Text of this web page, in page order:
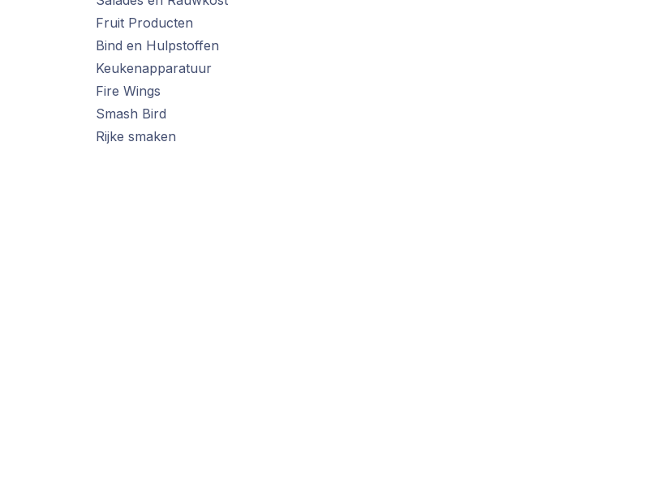
Fruit Producten
Bind en Hulpstoffen
Keukenapparatuur
Fire Wings
Smash Bird
Rijke smaken